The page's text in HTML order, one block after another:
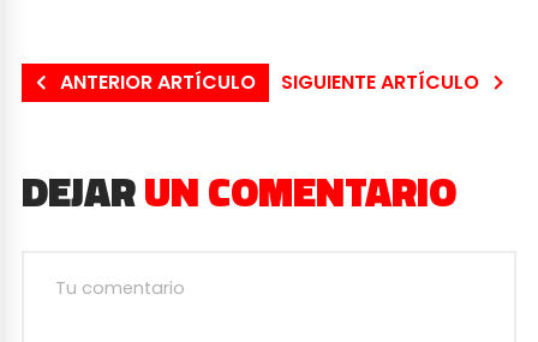
ANTERIOR ARTÍCULO SIGUIENTE ARTÍCULO
DEJARUN COMENTARIO